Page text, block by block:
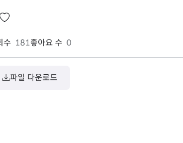
수 181좋아요 수 0
파일 다운로드